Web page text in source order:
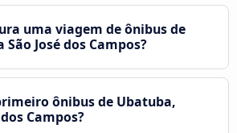
uma viagem de ônibus de
José dos Campos?
ônibus de Ubatuba,
Campos?